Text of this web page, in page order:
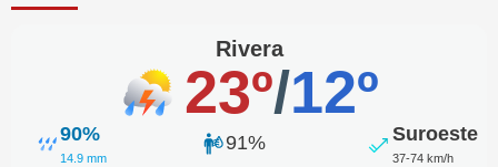
Rivera
23º/12º
90%
14.9 mm
91% Suroeste
37-74 km/h